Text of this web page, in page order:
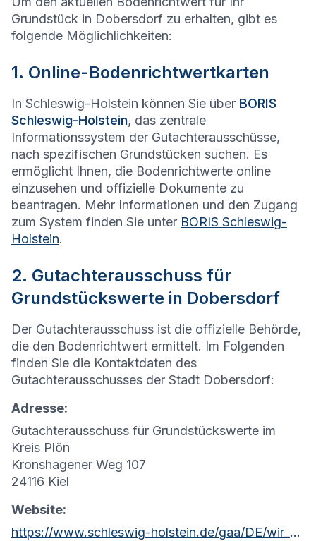
Grundstück in Dobersdorf zu erhalten, gibt es
folgende Möglichlichkeiten:
1. Online-Bodenrichtwertkarten
In Schleswig-Holstein können Sie über BORIS
Schleswig-Holstein, das zentrale
Informationssystem der Gutachterausschüsse,
nach spezifischen Grundstücken suchen. Es
ermöglicht Ihnen, die Bodenrichtwerte online
einzusehen und offizielle Dokumente zu
beantragen. Mehr Informationen und den Zugang
zum System finden Sie unter BORIS Schleswig-
Holstein.
2. Gutachterausschuss für
Grundstückswerte in Dobersdorf
Der Gutachterausschuss ist die offizielle Behörde,
die den Bodenrichtwert ermittelt. Im Folgenden
finden Sie die Kontaktdaten des
Gutachterausschusses der Stadt Dobersdorf:
Adresse:
Gutachterausschuss für Grundstückswerte im
Kreis Plön
Kronshagener Weg 107
24116 Kiel
Website:
https://www.schleswig-holstein.de/gaa/DE/wir_ueber_uns/Gutachterausschuesse/gaPloen.html?nn=c0d62a00-d1ee-4d76-b61a-4d55e31f453c